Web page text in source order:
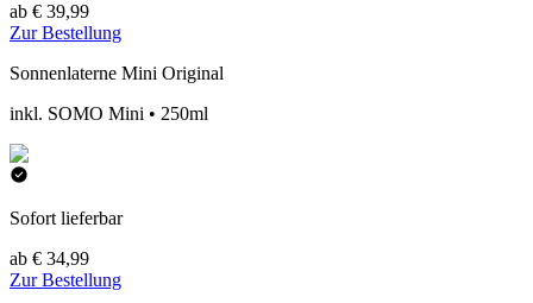
ab € 39,99
Zur Bestellung
Sonnenlaterne Mini Original
inkl. SOMO Mini • 250ml
Sofort lieferbar
ab € 34,99
Zur Bestellung